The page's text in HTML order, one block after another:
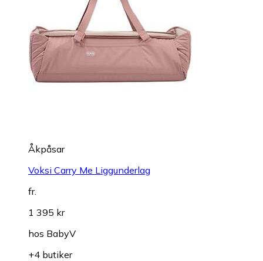
Åkpåsar
Voksi Carry Me Liggunderlag
fr.
1 395 kr
hos BabyV
+4 butiker